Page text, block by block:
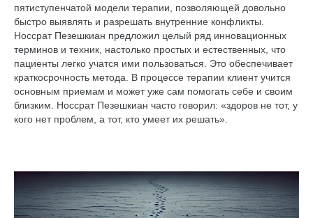
пятиступенчатой модели терапии, позволяющей довольно
быстро выявлять и разрешать внутренние конфликты.
Носсрат Пезешкиан предложил целый ряд инновационных
терминов и техник, настолько простых и естественных, что
пациенты легко учатся ими пользоваться. Это обеспечивает
краткосрочность метода. В процессе терапии клиент учится
основным приемам и может уже сам помогать себе и своим
близким. Носсрат Пезешкиан часто говорил: «здоров не тот, у
кого нет проблем, а тот, кто умеет их решать».